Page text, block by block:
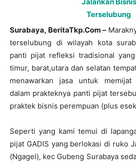
Surabaya, BeritaTkp.Com –
terselubung di wilayah kota
panti pijat refleksi tradisional
timur, barat,utara dan selatan
menawarkan jasa untuk memijat
dalam prakteknya panti pijat
praktek bisnis perempuan (plus
Seperti yang kami temui di
pijat GADIS yang berlokasi di ruko
(Ngagel), kec Gubeng Surabaya